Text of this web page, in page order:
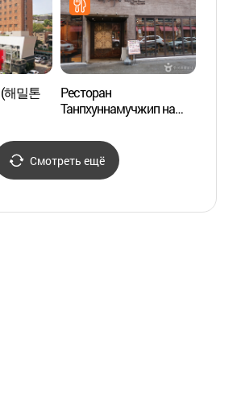
해밀톤
Ресторан
Танпхуннамучжип на
(이태원점))
Смотреть ещё